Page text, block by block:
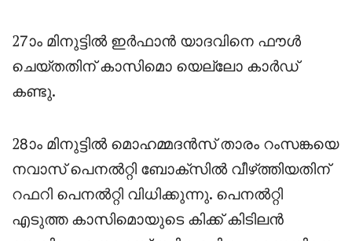
27ാം മിനുട്ടിൽ ഇർഫാൻ യാദവിനെ ഫൗൾ
ചെയ്തതിന് കാസിമൊ യെല്ലോ കാർഡ്
കണ്ടു.
28ാം മിനുട്ടിൽ മൊഹമ്മദൻസ് താരം റംസങ്കയെ
നവാസ് പെനൽറ്റി ബോക്സിൽ വീഴ്‌ത്തിയതിന്
റഫറി പെനൽറ്റി വിധിക്കുന്നു. പെനൽറ്റി
എടുത്ത കാസിമൊയുടെ കിക്ക് കിടിലൻ